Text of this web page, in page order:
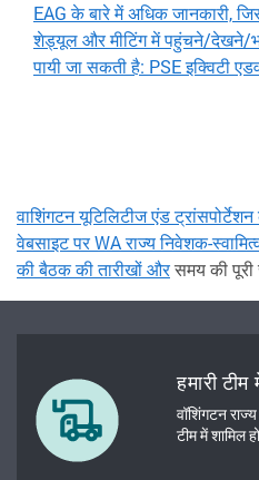
EAG के बारे में अधिक जानकारी,
शेड्यूल और मीटिंग में पहुंचने/देखने/
पायी जा सकती है: PSE इक्विटी
वाशिंगटन यूटिलिटीज एंड
वेबसाइट पर WA राज्य निवेशक-
की बैठक की तारीखों औरसमय की पूरी
हमारी
वॉशिंगटन
टीम में शामिल